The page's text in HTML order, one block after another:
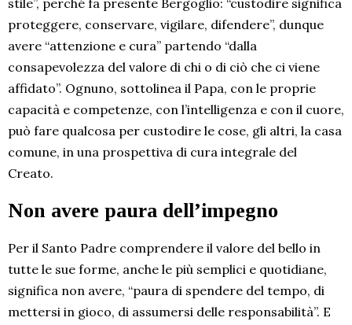
stile”, perché fa presente Bergoglio: “custodire significa
proteggere, conservare, vigilare, difendere”, dunque
avere “attenzione e cura” partendo “dalla
consapevolezza del valore di chi o di ciò che ci viene
affidato”. Ognuno, sottolinea il Papa, con le proprie
capacità e competenze, con l’intelligenza e con il cuore,
può fare qualcosa per custodire le cose, gli altri, la casa
comune, in una prospettiva di cura integrale del
Creato.
Non avere paura dell’impegno
Per il Santo Padre comprendere il valore del bello in
tutte le sue forme, anche le più semplici e quotidiane,
significa non avere, “paura di spendere del tempo, di
mettersi in gioco, di assumersi delle responsabilità”. E